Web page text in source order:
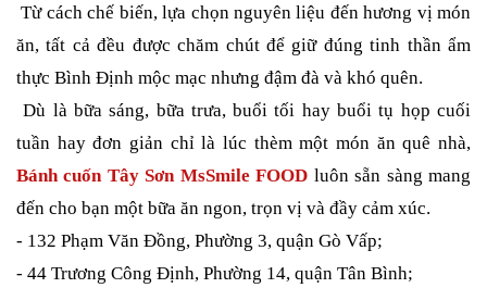
Từ cách chế biến, lựa chọn nguyên liệu đến hương vị món
ăn, tất cả đều được chăm chút để giữ đúng tinh thần ẩm
thực Bình Định mộc mạc nhưng đậm đà và khó quên.
Dù là bữa sáng, bữa trưa, buổi tối hay buổi tụ họp cuối
tuần hay đơn giản chỉ là lúc thèm một món ăn quê nhà,
Bánh cuốn Tây Sơn MsSmile FOOD luôn sẵn sàng mang
đến cho bạn một bữa ăn ngon, trọn vị và đầy cảm xúc.
- 132 Phạm Văn Đồng, Phường 3, quận Gò Vấp;
- 44 Trương Công Định, Phường 14, quận Tân Bình;